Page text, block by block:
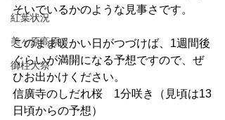
紅葉状況
美ヶ原高原
御柱大祭
そいでいるかのような見事さです。
このまま暖かい日がつづけば、1週間後
ぐらいが満開になる予想ですので、ぜ
ひお出かけください。
信廣寺のしだれ桜　1分咲き（見頃は13
日頃からの予想）